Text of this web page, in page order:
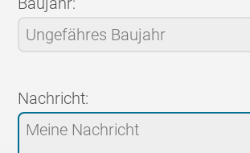
Nachricht: